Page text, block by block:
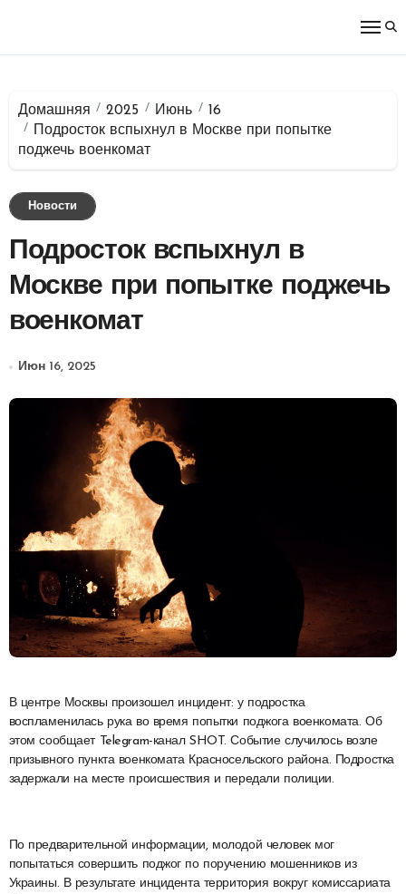
Домашняя 2025 Июнь
16
Подросток вспыхнул в Москве при попытке
поджечь военкомат
Новости
Подросток вспыхнул в
Москве при попытке поджечь
военкомат
Июн 16, 2025
В центре Москвы произошел инцидент: у подростка
воспламенилась рука во время попытки поджога военкомата. Об
этом сообщает Telegram-канал SHOT. Событие случилось возле
призывного пункта военкомата Красносельского района. Подростка
задержали на месте происшествия и передали полиции.
По предварительной информации, молодой человек мог
попытаться совершить поджог по поручению мошенников из
Украины. В результате инцидента территория вокруг комиссариата